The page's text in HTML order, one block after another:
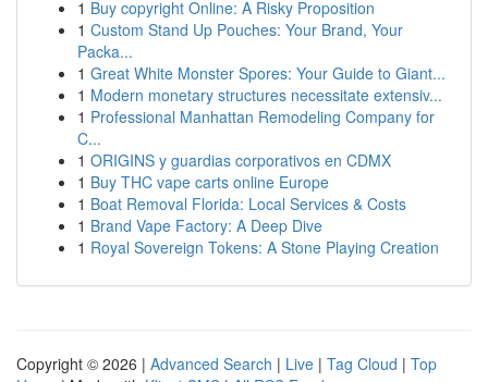
1 Buy copyright Online: A Risky Proposition
1 Custom Stand Up Pouches: Your Brand, Your
Packa...
1 Great White Monster Spores: Your Guide to Giant...
1 Modern monetary structures necessitate extensiv...
1 Professional Manhattan Remodeling Company for
C...
1 ORIGINS y guardias corporativos en CDMX
1 Buy THC vape carts online Europe
1 Boat Removal Florida: Local Services & Costs
1 Brand Vape Factory: A Deep Dive
1 Royal Sovereign Tokens: A Stone Playing Creation
Copyright © 2026 | Advanced Search | Live | Tag Cloud | Top